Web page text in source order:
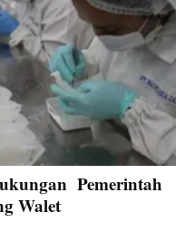
Pemerintah
Walet